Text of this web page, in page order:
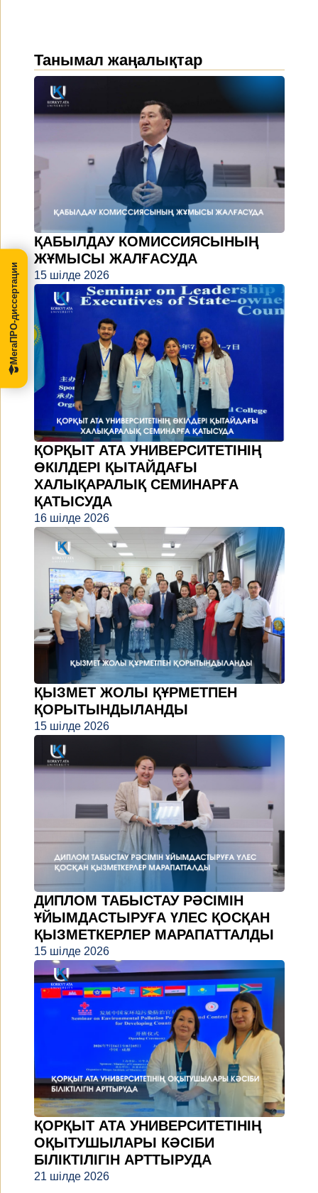
Танымал жаңалықтар
ҚАБЫЛДАУ КОМИССИЯСЫНЫҢ
ЖҰМЫСЫ ЖАЛҒАСУДА
15 шілде 2026
ҚОРҚЫТ АТА УНИВЕРСИТЕТІНІҢ
ӨКІЛДЕРІ ҚЫТАЙДАҒЫ
ХАЛЫҚАРАЛЫҚ СЕМИНАРҒА
ҚАТЫСУДА
16 шілде 2026
ҚЫЗМЕТ ЖОЛЫ ҚҰРМЕТПЕН
ҚОРЫТЫНДЫЛАНДЫ
15 шілде 2026
ДИПЛОМ ТАБЫСТАУ РӘСІМІН
ҰЙЫМДАСТЫРУҒА ҮЛЕС ҚОСҚАН
ҚЫЗМЕТКЕРЛЕР МАРАПАТТАЛДЫ
15 шілде 2026
ҚОРҚЫТ АТА УНИВЕРСИТЕТІНІҢ
ОҚЫТУШЫЛАРЫ КӘСІБИ
БІЛІКТІЛІГІН АРТТЫРУДА
21 шілде 2026
МегаПРО-диссертации